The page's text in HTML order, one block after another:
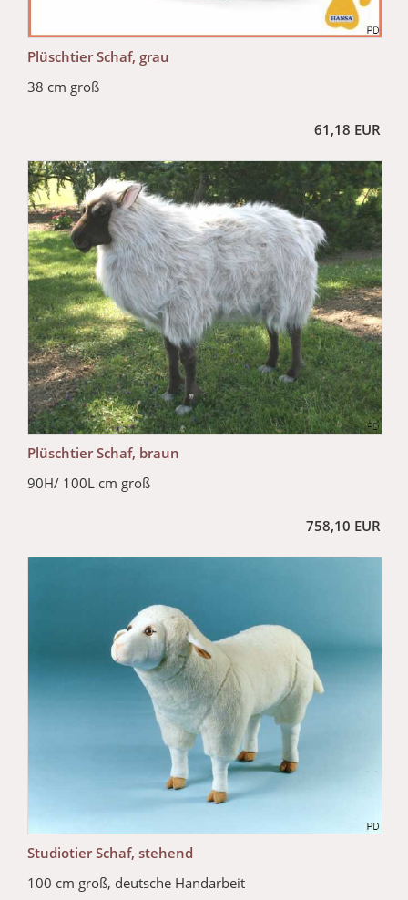
Plüschtier Schaf, grau
38 cm groß
61,18 EUR
Plüschtier Schaf, braun
90H/ 100L cm groß
758,10 EUR
Studiotier Schaf, stehend
100 cm groß, deutsche Handarbeit